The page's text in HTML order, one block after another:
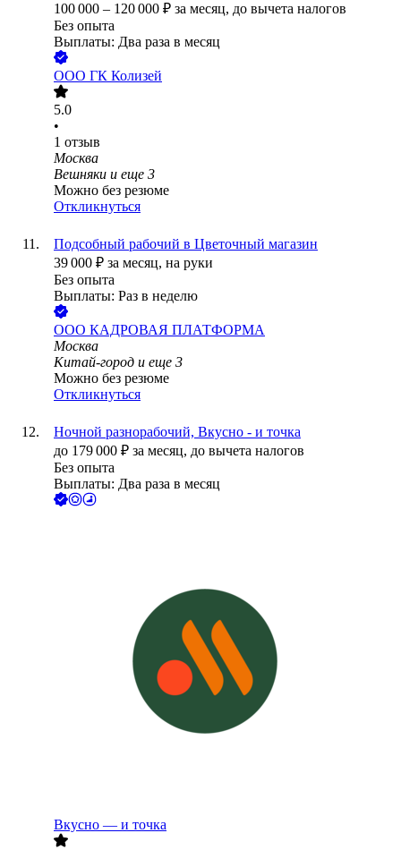
100 000 – 120 000 ₽ за месяц, до вычета налогов
Без опыта
Выплаты: Два раза в месяц
ООО ГК Колизей
5.0
•
1 отзыв
Москва
Вешняки и еще 3
Можно без резюме
Откликнуться
Подсобный рабочий в Цветочный магазин
39 000 ₽ за месяц, на руки
Без опыта
Выплаты: Раз в неделю
ООО КАДРОВАЯ ПЛАТФОРМА
Москва
Китай-город и еще 3
Можно без резюме
Откликнуться
Ночной разнорабочий, Вкусно - и точка
до 179 000 ₽ за месяц, до вычета налогов
Без опыта
Выплаты: Два раза в месяц
Вкусно — и точка